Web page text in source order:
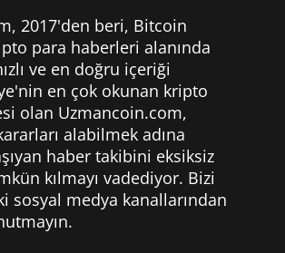
2017'den beri, Bitcoin
para haberleri alanında
ve en doğru içeriği
en çok okunan kripto
olan Uzmancoin.com,
alabilmek adına
haber takibini eksiksiz
kılmayı vadediyor. Bizi
sosyal medya kanallarından